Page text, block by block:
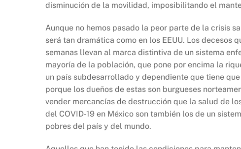
disminución de la movilidad, imposibilitando el
Aunque no hemos pasado la peor parte de la crisis
será tan dramática como en los EEUU. Los decesos
semanas llevan al marca distintiva de un sistema
mayoría de la población, que pone por encima la
un país subdesarrollado y dependiente que tiene
porque los dueños de estas son burgueses
vender mercancías de destrucción que la salud de
del COVID-19 en México son también los de un
pobres del país y del mundo.